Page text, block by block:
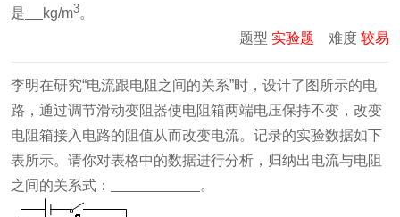
是
kg/m3。
题型 实验题 难度 较易
李明在研究“电流跟电阻之间的关系”时，设计了图所示的电
路，通过调节滑动变阻器使电阻箱两端电压保持不变，改变
电阻箱接入电路的阻值从而改变电流。记录的实验数据如下
表所示。请你对表格中的数据进行分析，归纳出电流与电阻
之间的关系式：
。